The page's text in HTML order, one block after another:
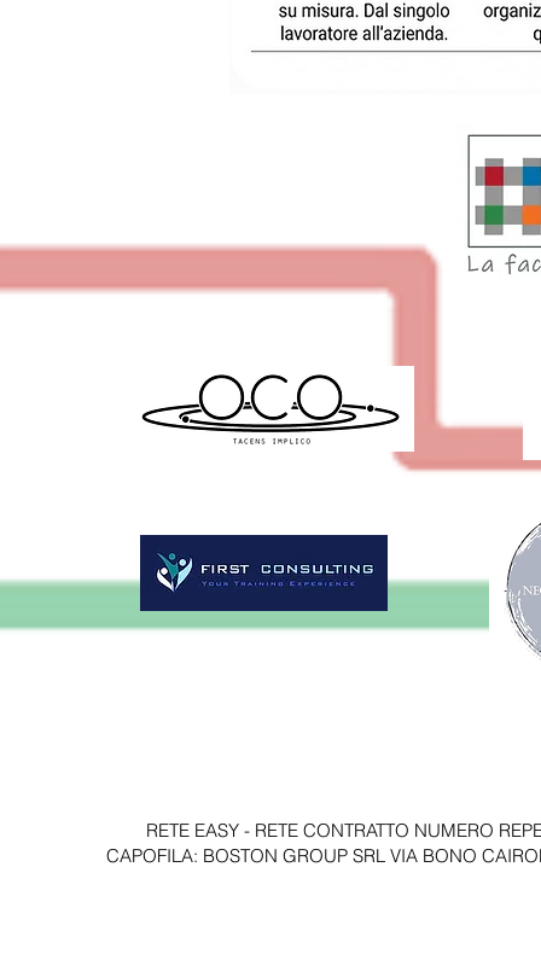
RETE EASY - RETE CONTRATTO NUMERO
CAPOFILA: BOSTON GROUP SRL VIA BONO